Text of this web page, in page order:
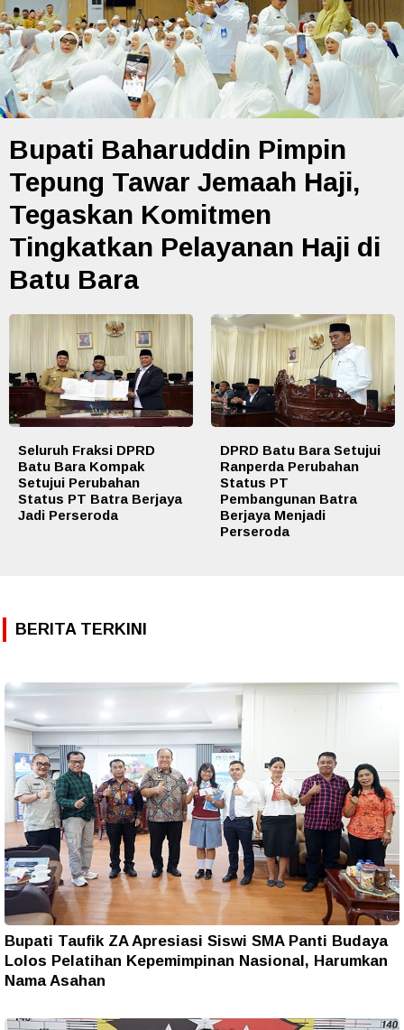
Bupati Baharuddin Pimpin
Tepung Tawar Jemaah Haji,
Tegaskan Komitmen
Tingkatkan Pelayanan Haji di
Batu Bara
Seluruh Fraksi DPRD
Batu Bara Kompak
Setujui Perubahan
Status PT Batra Berjaya
Jadi Perseroda
DPRD Batu Bara Setujui
Ranperda Perubahan
Status PT
Pembangunan Batra
Berjaya Menjadi
Perseroda
BERITA TERKINI
Bupati Taufik ZA Apresiasi Siswi SMA Panti Budaya
Lolos Pelatihan Kepemimpinan Nasional, Harumkan
Nama Asahan